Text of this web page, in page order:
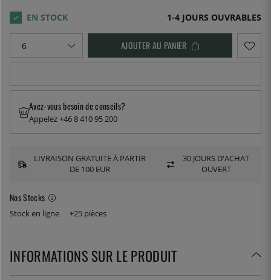
1-4 JOURS OUVRABLES
AJOUTER AU PANIER
Nos Stocks
Stock en ligne +25 pièces
Avez-vous besoin de conseils?
Appelez +46 8 410 95 200
LIVRAISON GRATUITE À PARTIR
DE 100 EUR
30 JOURS D'ACHAT
OUVERT
INFORMATIONS SUR LE PRODUIT